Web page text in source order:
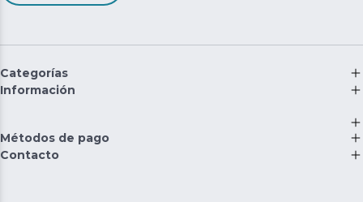
Categorías
Información
Métodos de pago
Contacto